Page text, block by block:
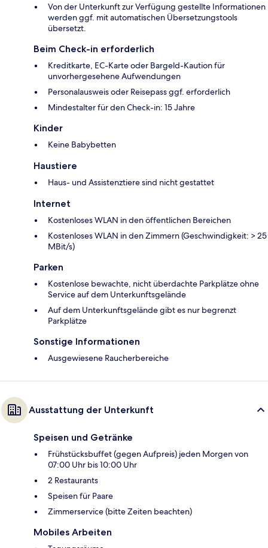
Von der Unterkunft zur Verfügung gestellte Informationen
werden ggf. mit automatischen Übersetzungstools
übersetzt.
Beim Check-in erforderlich
Kreditkarte, EC-Karte oder Bargeld-Kaution für
unvorhergesehene Aufwendungen
Personalausweis oder Reisepass ggf. erforderlich
Mindestalter für den Check-in: 15 Jahre
Kinder
Keine Babybetten
Haustiere
Haus- und Assistenztiere sind nicht gestattet
Internet
Kostenloses WLAN in den öffentlichen Bereichen
Kostenloses WLAN in den Zimmern (Geschwindigkeit: > 25
MBit/s)
Parken
Kostenlose bewachte, nicht überdachte Parkplätze ohne
Service auf dem Unterkunftsgelände
Auf dem Unterkunftsgelände gibt es nur begrenzt
Parkplätze
Sonstige Informationen
Ausgewiesene Raucherbereiche
Ausstattung der Unterkunft
Speisen und Getränke
Frühstücksbuffet (gegen Aufpreis) jeden Morgen von
07:00 Uhr bis 10:00 Uhr
2 Restaurants
Speisen für Paare
Zimmerservice (bitte Zeiten beachten)
Mobiles Arbeiten